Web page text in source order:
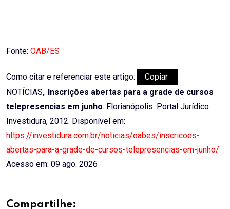
Fonte: OAB/ES
Como citar e referenciar este artigo:
Copiar
NOTÍCIAS,. Inscrições abertas para a grade de cursos
telepresencias em junho. Florianópolis: Portal Jurídico
Investidura, 2012. Disponível em:
https://investidura.com.br/noticias/oabes/inscricoes-
abertas-para-a-grade-de-cursos-telepresencias-em-junho/
Acesso em: 09 ago. 2026
Compartilhe: